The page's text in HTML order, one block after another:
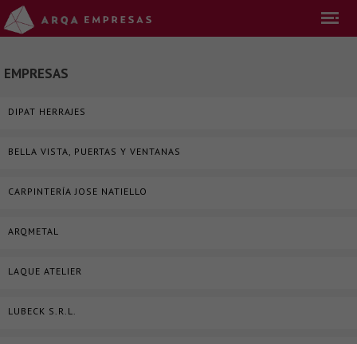
EMPRESAS
DIPAT HERRAJES
BELLA VISTA, PUERTAS Y VENTANAS
CARPINTERÍA JOSE NATIELLO
ARQMETAL
LAQUE ATELIER
LUBECK S.R.L.